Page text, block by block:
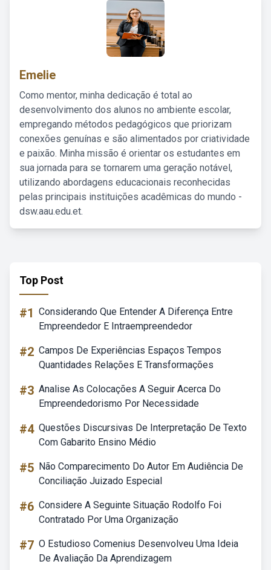
Emelie
Como mentor, minha dedicação é total ao
desenvolvimento dos alunos no ambiente escolar,
empregando métodos pedagógicos que priorizam
conexões genuínas e são alimentados por criatividade
e paixão. Minha missão é orientar os estudantes em
sua jornada para se tornarem uma geração notável,
utilizando abordagens educacionais reconhecidas
pelas principais instituições acadêmicas do mundo -
dsw.aau.edu.et.
Top Post
#1 Considerando Que Entender A Diferença Entre
Empreendedor E Intraempreendedor
#2 Campos De Experiências Espaços Tempos
Quantidades Relações E Transformações
#3 Analise As Colocações A Seguir Acerca Do
Empreendedorismo Por Necessidade
#4 Questões Discursivas De Interpretação De Texto
Com Gabarito Ensino Médio
#5 Não Comparecimento Do Autor Em Audiência De
Conciliação Juizado Especial
#6 Considere A Seguinte Situação Rodolfo Foi
Contratado Por Uma Organização
#7 O Estudioso Comenius Desenvolveu Uma Ideia
De Avaliação Da Aprendizagem